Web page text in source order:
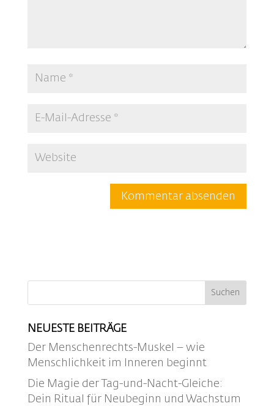
NEUESTE BEITRÄGE
Der Menschenrechts-Muskel – wie
Menschlichkeit im Inneren beginnt
Die Magie der Tag-und-Nacht-Gleiche:
Dein Ritual für Neubeginn und Wachstum